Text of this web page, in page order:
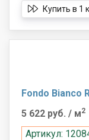
Купить в 1
Fondo Bianco
5 622 руб. / м2
Артикул: